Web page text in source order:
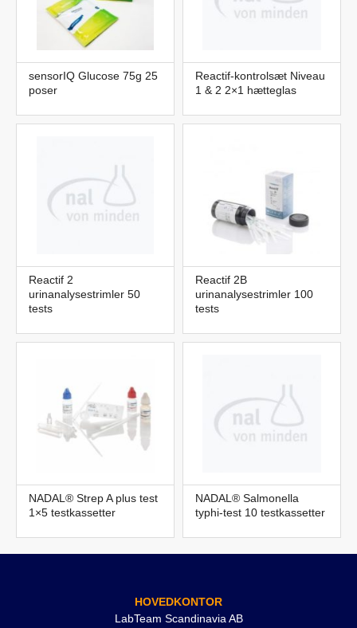
sensorIQ Glucose 75g 25
poser
Reactif-kontrolsæt Niveau
1 & 2 2×1 hætteglas
Reactif 2
urinanalysestrimler 50
tests
Reactif 2B
urinanalysestrimler 100
tests
NADAL® Strep A plus test
1×5 testkassetter
NADAL® Salmonella
typhi-test 10 testkassetter
HOVEDKONTOR
LabTeam Scandinavia AB